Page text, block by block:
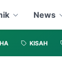
News
KISAH